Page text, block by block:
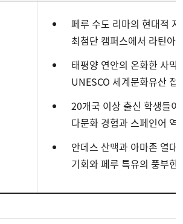
페루 수도 리마의 현대적
최첨단 캠퍼스에서 라틴아
태평양 연안의 온화한 사
UNESCO 세계문화유산 접
20개국 이상 출신 학생들
다문화 경험과 스페인어 역
안데스 산맥과 아마존 열
기회와 페루 특유의 풍부한